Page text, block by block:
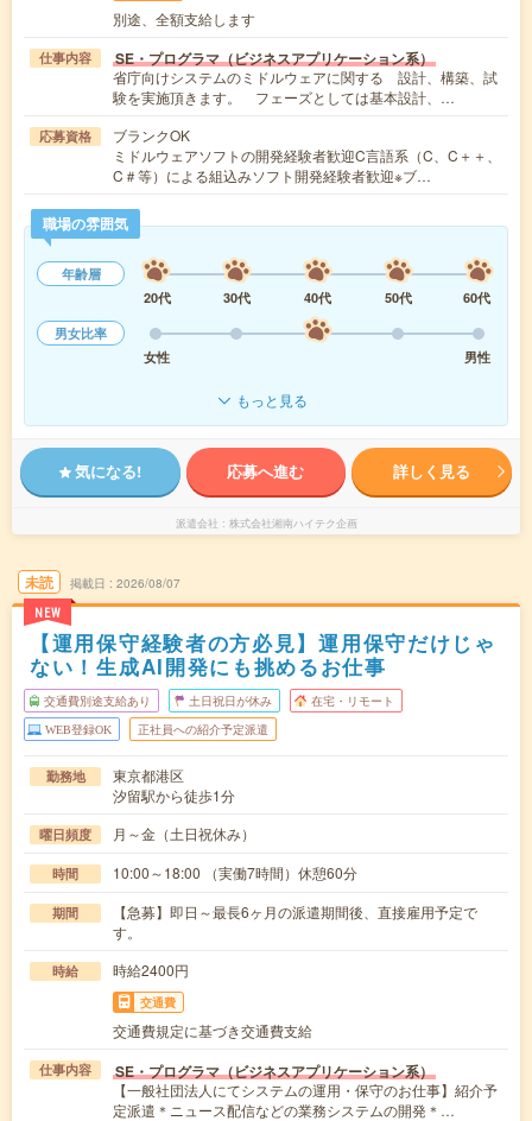
別途、全額支給します
仕事内容 SE・プログラマ（ビジネスアプリケーション系）
省庁向けシステムのミドルウェアに関する 設計、構築、試
験を実施頂きます。 フェーズとしては基本設計、…
応募資格
ブランクOK
ミドルウェアソフトの開発経験者歓迎C言語系（C、C＋＋、
C＃等）による組込みソフト開発経験者歓迎※ブ…
職場の雰囲気
年齢層
20代
30代 40代 50代
60代
男女比率
女性
男性
もっと見る
気になる! 応募へ進む 詳しく見る
派遣会社 株式会社湘南ハイテク企画
未読
NEW
掲載日 2026/08/07
【運用保守経験者の方必見】運用保守だけじゃ
ない！生成AI開発にも挑めるお仕事
交通費別途支給あり 土日祝日が休み 在宅・リモート
WEB登録OK 正社員への紹介予定派遣
勤務地
東京都港区
汐留駅から徒歩1分
曜日頻度 月～金（土日祝休み）
時間 10:00～18:00 （実働7時間）休憩60分
期間
【急募】即日～最長6ヶ月の派遣期間後、直接雇用予定で
す。
時給 時給2400円
交通費
交通費規定に基づき交通費支給
仕事内容 SE・プログラマ（ビジネスアプリケーション系）
【一般社団法人にてシステムの運用・保守のお仕事】紹介予
定派遣＊ニュース配信などの業務システムの開発＊…